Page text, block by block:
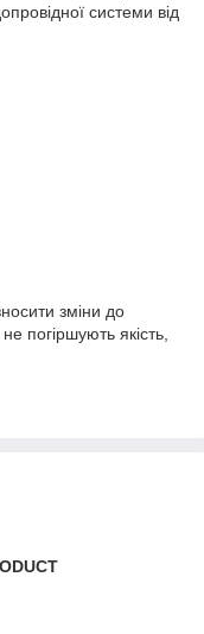
системи від
зміни до
погіршують якість,